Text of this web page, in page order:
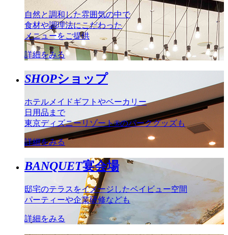
自然と調和した雰囲気の中で
食材や調理法にこだわった
メニューをご提供
詳細をみる
SHOPショップ
ホテルメイドギフトやベーカリー
日用品まで
東京ディズニーリゾート®のパークグッズも
詳細をみる
BANQUET宴会場
邸宅のテラスをイメージしたベイビュー空間
パーティーや企業研修なども
詳細をみる